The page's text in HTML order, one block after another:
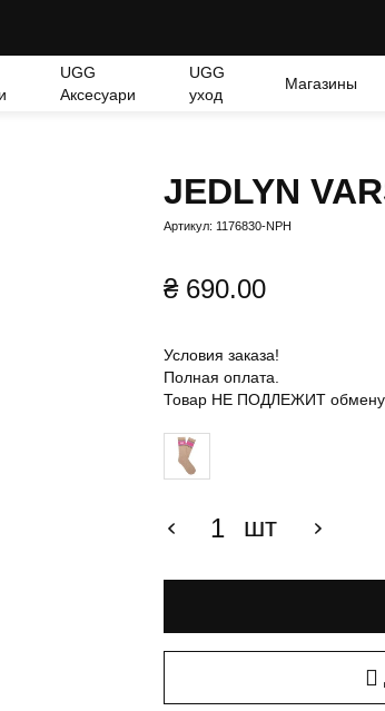
UGG
Аксесуари
UGG
уход
Магазины
JEDLYN
Артикул: 1176830-NPH
₴690.00
Условия заказа!
Полная оплата.
Товар НЕ ПОДЛЕЖИТ обмену
шт